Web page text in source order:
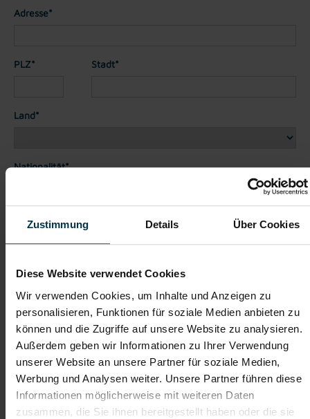
Zustimmung Details Über Cookies
Diese Website verwendet Cookies
Wir verwenden Cookies, um Inhalte und Anzeigen zu
personalisieren, Funktionen für soziale Medien anbieten zu
können und die Zugriffe auf unsere Website zu analysieren.
Außerdem geben wir Informationen zu Ihrer Verwendung
unserer Website an unsere Partner für soziale Medien,
Werbung und Analysen weiter. Unsere Partner führen diese
Informationen möglicherweise mit weiteren Daten
zusammen, die Sie ihnen bereitgestellt haben oder die sie
Adresse*
PLZ* Stadt*
Land*
Nationalität*
Dateianhänge (max. 30MB gesamt - Bilder, Word oder PDF)
Lebenslauf
Bewerbungsschreiben
Empfehlungschreiben / Zeugnisse